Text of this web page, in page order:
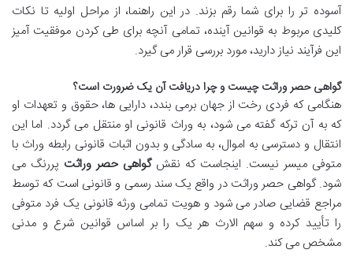
آسوده تر را برای شما رقم بزند. در این راهنما، از مراحل اولیه تا نکات
کلیدی مربوط به قوانین آینده، تمامی آنچه برای طی کردن موفقیت آمیز
این فرآیند نیاز دارید، مورد بررسی قرار می گیرد.
گواهی حصر وراثت چیست و چرا دریافت آن یک ضرورت است؟
هنگامی که فردی رخت از جهان برمی بندد، دارایی ها، حقوق و تعهدات او
که به آن ترکه گفته می شود، به وراث قانونی او منتقل می گردد. اما این
انتقال و دسترسی به اموال، به سادگی و بدون اثبات قانونی رابطه وراث با
متوفی میسر نیست. اینجاست که نقشگواهی حصر وراثت پررنگ می
شود. گواهی حصر وراثت در واقع یک سند رسمی و قانونی است که توسط
مراجع قضایی صادر می شود و هویت تمامی ورثه قانونی یک فرد متوفی
را تأیید کرده و سهم الارث هر یک را بر اساس قوانین شرع و مدنی
مشخص می کند.